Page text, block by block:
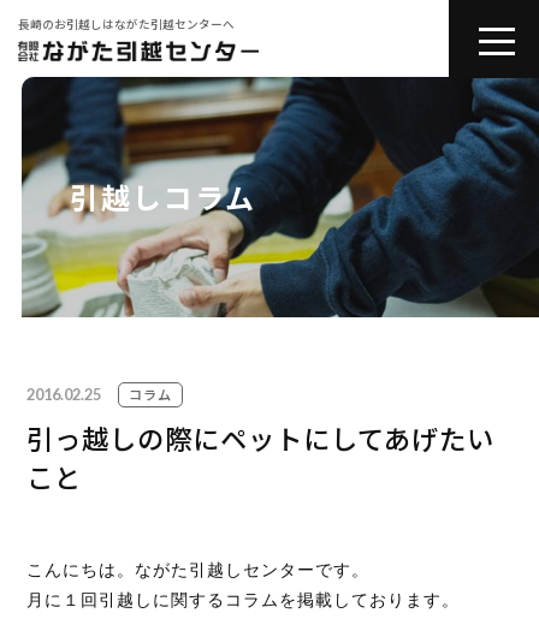
長崎のお引越しはながた引越センターへ
toggle
会社紹介
お引越しサービス
その他サービス
コラム
引越しの豆知識
お問い合わせ
引越しコラム
2016.02.25 コラム
引っ越しの際にペットにしてあげたい
こと
こんにちは。ながた引越しセンターです。
月に１回引越しに関するコラムを掲載しております。